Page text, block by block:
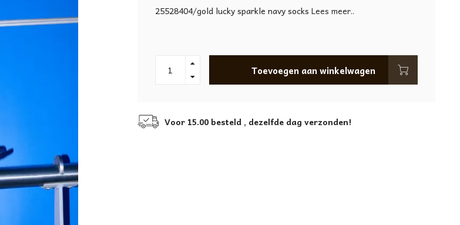
25528404/gold lucky sparkle navy socks Lees meer..
Toevoegen aan winkelwagen
Voor 15.00 besteld , dezelfde dag verzonden!